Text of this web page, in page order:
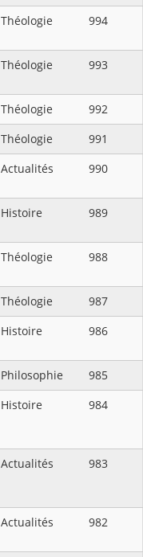
Théologie 994
Théologie 993
Théologie
992
Théologie
991
Actualités 990
Histoire 989
Théologie 988
Théologie
987
Histoire 986
Philosophie
985
Histoire 984
Actualités 983
Actualités 982